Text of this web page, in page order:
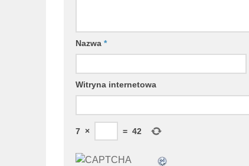
Nazwa *
Witryna internetowa
7 × = 42